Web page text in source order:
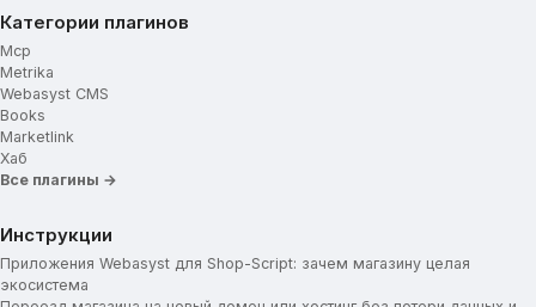
Категории плагинов
Mcp
Metrika
Webasyst CMS
Books
Marketlink
Хаб
Все плагины →
Инструкции
Приложения Webasyst для Shop-Script: зачем магазину целая
экосистема